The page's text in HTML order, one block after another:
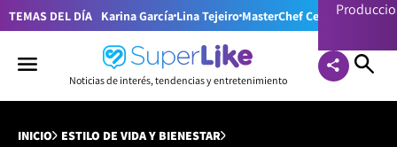
TEMAS DEL DÍA Karina García Lina Tejeiro MasterChef Celebrity
Noticias de interés, tendencias y entretenimiento
INICIO ESTILO DE VIDA Y BIENESTAR